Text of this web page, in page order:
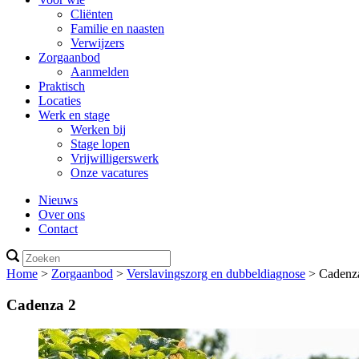
Cliënten
Familie en naasten
Verwijzers
Zorgaanbod
Aanmelden
Praktisch
Locaties
Werk en stage
Werken bij
Stage lopen
Vrijwilligerswerk
Onze vacatures
Nieuws
Over ons
Contact
Home > Zorgaanbod > Verslavingszorg en dubbeldiagnose >
Cadenza 2